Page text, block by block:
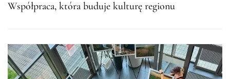
Współpraca, która buduje kulturę regionu